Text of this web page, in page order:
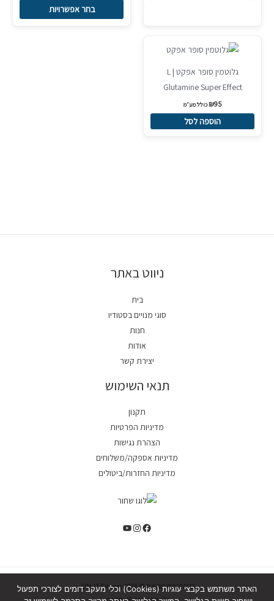
בחר אפשרויות
גלוטמין סופר אפקט | L
Glutamine Super Effect
₪95 כולל מע״מ
הוספה לסל
ניווט באתר
בית
סוגי מנויים בסטודיו
חנות
אודות
יצירת קשר
תנאי השימוש
תקנון
מדיניות הפרטיות
הצהרת נגישות
מדיניות אספקה/משלוחים
מדיניות החזרות/ביטולים
כל הזכויות שמורת © 2026 ON-IT Fitness.
האתר משתמש בקבצי עוגיות (Cookies) וכלי מעקב דומים לצורכי תפעול